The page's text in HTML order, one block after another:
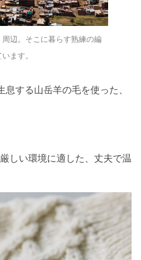
辺。そこに暮らす熟練の編
ます。
する山岳羊の毛を使った、
しい環境に適した、丈夫で温